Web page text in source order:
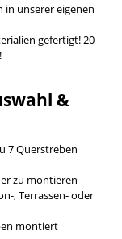
in unserer eigenen
gefertigt! 20
&
7 Querstreben
zu montieren
, Terrassen- oder
montiert